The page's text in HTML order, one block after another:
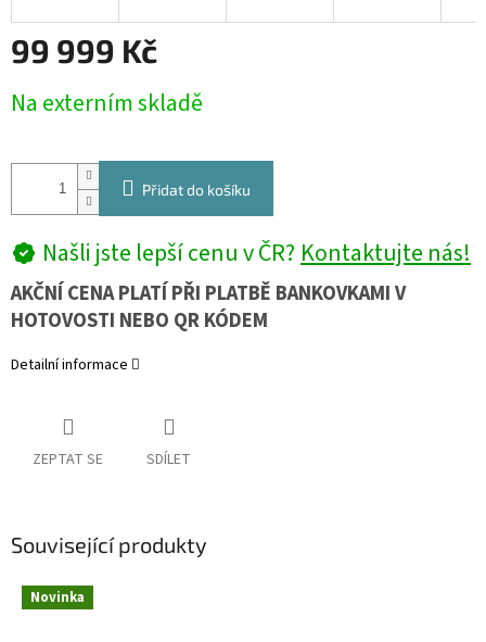
99 999 Kč
cena:
Na externím skladě
Přidat do košíku
Našli jste lepší cenu v ČR?Kontaktujte nás!
AKČNÍ CENA PLATÍ PŘI PLATBĚ BANKOVKAMI V
HOTOVOSTI NEBO QR KÓDEM
Detailní informace
ZEPTAT SE SDÍLET
Související produkty
Novinka